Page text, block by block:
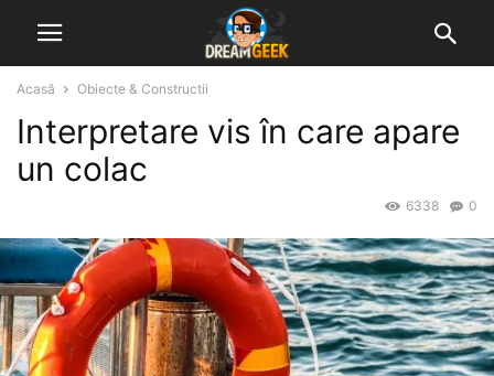
Acasă Obiecte & Constructii
Interpretare vis în care apare
un colac
0
6338